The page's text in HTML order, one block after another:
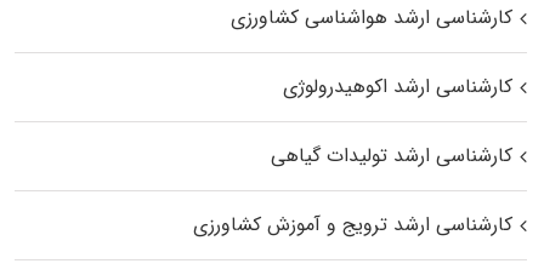
کارشناسی ارشد هواشناسی کشاورزی
کارشناسی ارشد اکوهیدرولوژی
کارشناسی ارشد تولیدات گیاهی
کارشناسی ارشد ترویج و آموزش کشاورزی